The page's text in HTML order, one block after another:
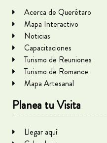
Acerca de Querétaro
Mapa Interactivo
Noticias
Capacitaciones
Turismo de Reuniones
Turismo de Romance
Mapa Artesanal
Planea tu Visita
Llegar aquí